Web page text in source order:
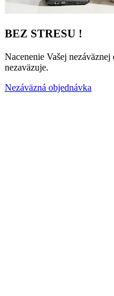
BEZ STRESU !
Nacenenie Vašej
nezaväzuje.
Nezáväzná objednávka